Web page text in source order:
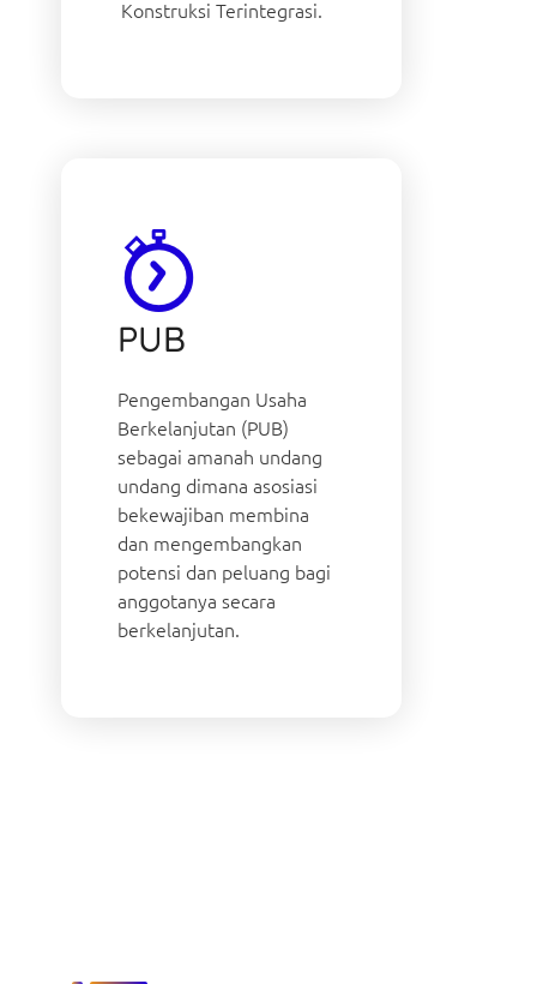
Konstruksi Terintegrasi.
PUB
Pengembangan Usaha
Berkelanjutan (PUB)
sebagai amanah undang
undang dimana asosiasi
bekewajiban membina
dan mengembangkan
potensi dan peluang bagi
anggotanya secara
berkelanjutan.